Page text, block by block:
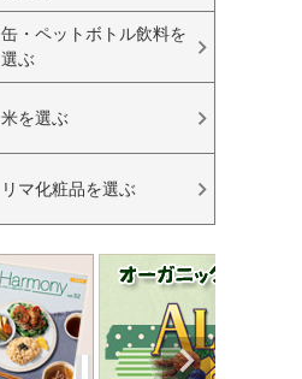
缶・ペットボトル飲料を
選ぶ
米を選ぶ
リマ化粧品を選ぶ